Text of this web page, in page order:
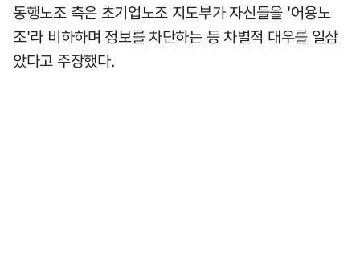
동행노조 측은 초기업노조 지도부가 자신들을 '어용노
조'라 비하하며 정보를 차단하는 등 차별적 대우를 일삼
았다고 주장했다.